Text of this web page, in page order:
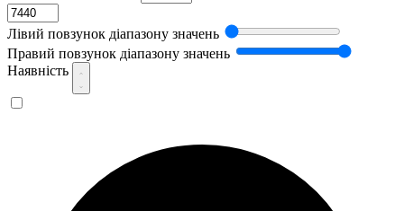
Лівий повзунок діапазону значень
Правий повзунок діапазону значень
Наявність